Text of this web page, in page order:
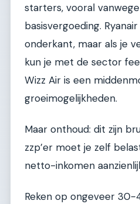
starters, vooral
basisvergoeding.
onderkant, maar als je
kun je met de sector
Wizz Air is een
groeimogelijkheden.
Maar onthoud: dit zijn
zzp’er moet je zelf
netto-inkomen
Reken op ongeveer